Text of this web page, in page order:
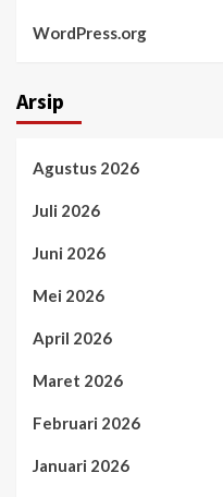
WordPress.org
Arsip
Agustus 2026
Juli 2026
Juni 2026
Mei 2026
April 2026
Maret 2026
Februari 2026
Januari 2026